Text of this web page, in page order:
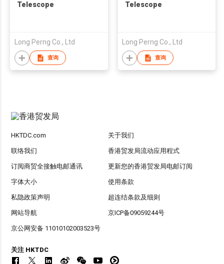
Telescope
Long Perng Co., Ltd
查询
Telescope
Long Perng Co., Ltd
查询
HKTDC.com 关于我们
联络我们 香港贸发局流动应用程式
订阅商贸全接触电邮通讯 更新您的香港贸发局电邮订阅
字体大小 使用条款
私隐政策声明 超连结条款及细则
网站导航 京ICP备09059244号
京公网安备 11010102003523号
关注 HKTDC